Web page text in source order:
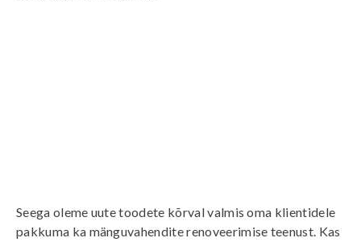
Seega oleme uute toodete kõrval valmis oma klientidele
pakkuma ka mänguvahendite renoveerimise teenust. Kas